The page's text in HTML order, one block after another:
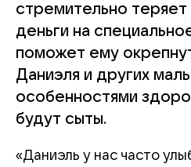
стремительно
деньги на
поможет ему
Даниэля и других
особенностями
будут сыты.
«Даниэль у нас часто